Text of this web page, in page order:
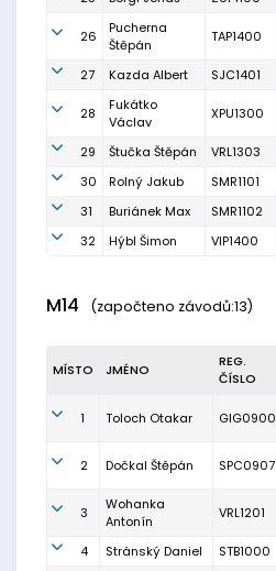
26
Pucherna
Štěpán
TAP1400
27 Kazda Albert SJC1401
28
Fukátko
Václav
XPU1300
29 Štučka Štěpán VRL1303
30
Rolný Jakub SMR1101
31
Buriánek Max SMR1102
32
Hýbl Šimon VIP1400
M14 (započteno závodů:13)
MÍSTO JMÉNO
REG.
ČÍSLO
1 Toloch Otakar GIG0900
2 Dočkal Štěpán SPC0907
3
Wohanka
Antonín
VRL1201
4
Stránský Daniel STB1000